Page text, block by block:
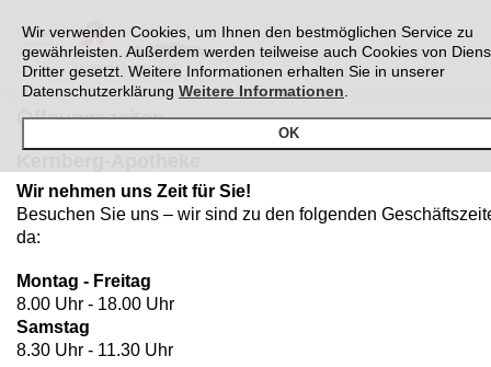
Öffnungszeiten
Wir nehmen uns Zeit für Sie!
Besuchen Sie uns – wir sind zu den folgenden
da:
Montag - Freitag
8.00 Uhr - 18.00 Uhr
Samstag
8.30 Uhr - 11.30 Uhr
Wir verwenden Cookies, um Ihnen den bestmöglichen Service zu
gewährleisten. Außerdem werden teilweise auch Cookies von
Dritter gesetzt. Weitere Informationen erhalten Sie in unserer
Datenschutzerklärung Weitere Informationen
OK